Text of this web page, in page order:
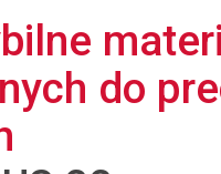
do